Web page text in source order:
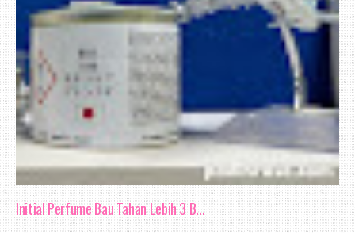
Initial Perfume Bau Tahan Lebih 3 B...